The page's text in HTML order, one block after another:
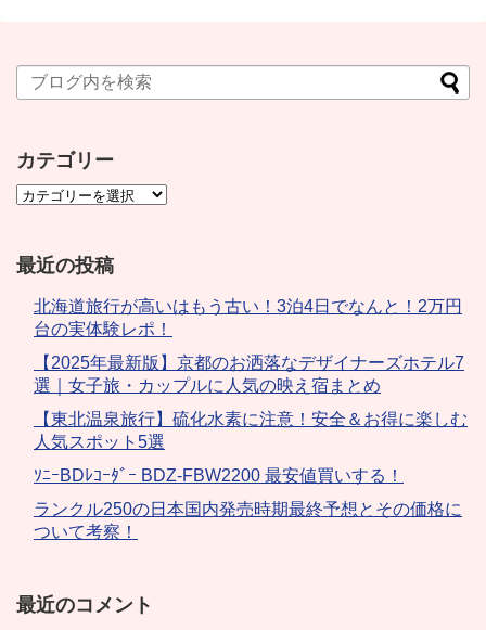
カテゴリー
最近の投稿
北海道旅行が高いはもう古い！3泊4日でなんと！2万円
台の実体験レポ！
【2025年最新版】京都のお洒落なデザイナーズホテル7
選｜女子旅・カップルに人気の映え宿まとめ
【東北温泉旅行】硫化水素に注意！安全＆お得に楽しむ
人気スポット5選
ｿﾆｰBDﾚｺｰﾀﾞｰ BDZ-FBW2200 最安値買いする！
ランクル250の日本国内発売時期最終予想とその価格に
ついて考察！
最近のコメント